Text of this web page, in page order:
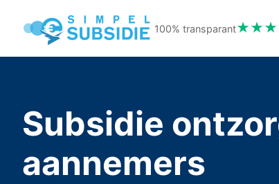
100% transparant
Subsidie
aannemers